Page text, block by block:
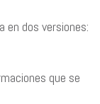
en dos versiones:
que se